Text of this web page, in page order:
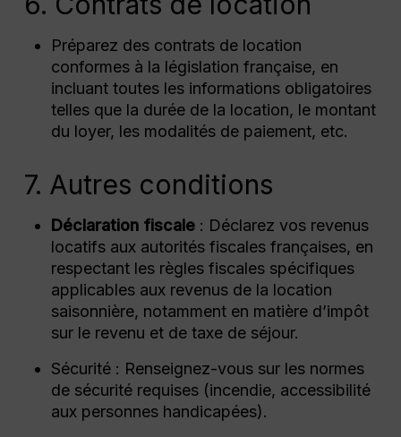
Préparez des contrats de location
conformes à la législation française, en
incluant toutes les informations obligatoires
telles que la durée de la location, le montant
du loyer, les modalités de paiement, etc.
7. Autres conditions
Déclaration fiscale : Déclarez vos revenus
locatifs aux autorités fiscales françaises, en
respectant les règles fiscales spécifiques
applicables aux revenus de la location
saisonnière, notamment en matière d’impôt
sur le revenu et de taxe de séjour.
Sécurité : Renseignez-vous sur les normes
de sécurité requises (incendie, accessibilité
aux personnes handicapées).